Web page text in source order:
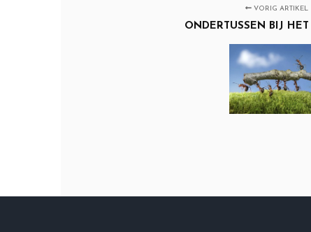
VORIG ARTIKEL
ONDERTUSSEN BIJ HET